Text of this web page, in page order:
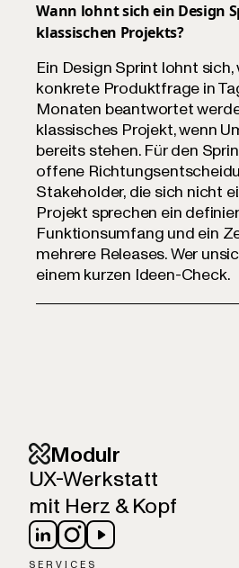
Wann lohnt sich ein Design
klassischen Projekts?
Ein Design Sprint lohnt sich,
konkrete Produktfrage in
Monaten beantwortet
klassisches Projekt, wenn
bereits stehen. Für den
offene
Stakeholder, die sich nicht
Projekt sprechen ein
Funktionsumfang und ein
mehrere Releases. Wer
einem kurzen Ideen-Check.
Modulr
UX-Werkstatt
mit Herz & Kopf
SERVICES